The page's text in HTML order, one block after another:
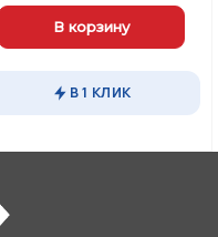
В корзину
В 1 КЛИК